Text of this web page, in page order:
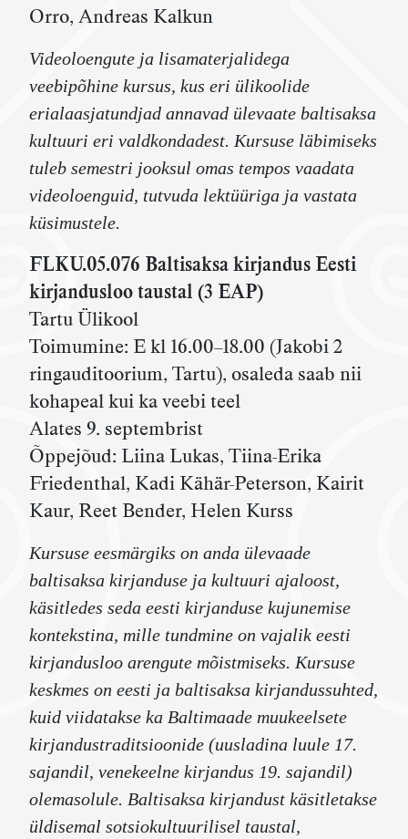
Orro, Andreas Kalkun
Videoloengute ja lisamaterjalidega
veebipõhine kursus, kus eri ülikoolide
erialaasjatundjad annavad ülevaate baltisaksa
kultuuri eri valdkondadest. Kursuse läbimiseks
tuleb semestri jooksul omas tempos vaadata
videoloenguid, tutvuda lektüüriga ja vastata
küsimustele.
FLKU.05.076 Baltisaksa kirjandus Eesti
kirjandusloo taustal (3 EAP)
Tartu Ülikool
Toimumine: E kl 16.00–18.00 (Jakobi 2
ringauditoorium, Tartu), osaleda saab nii
kohapeal kui ka veebi teel
Alates 9. septembrist
Õppejõud: Liina Lukas, Tiina-Erika
Friedenthal, Kadi Kähär-Peterson, Kairit
Kaur, Reet Bender, Helen Kurss
Kursuse eesmärgiks on anda ülevaade
baltisaksa kirjanduse ja kultuuri ajaloost,
käsitledes seda eesti kirjanduse kujunemise
kontekstina, mille tundmine on vajalik eesti
kirjandusloo arengute mõistmiseks. Kursuse
keskmes on eesti ja baltisaksa kirjandussuhted,
kuid viidatakse ka Baltimaade muukeelsete
kirjandustraditsioonide (uusladina luule 17.
sajandil, venekeelne kirjandus 19. sajandil)
olemasolule. Baltisaksa kirjandust käsitletakse
üldisemal sotsiokultuurilisel taustal,